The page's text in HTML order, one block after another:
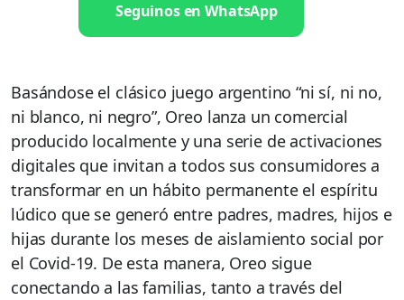
Seguinos en WhatsApp
Basándose el clásico juego argentino “ni sí, ni no,
ni blanco, ni negro”, Oreo lanza un comercial
producido localmente y una serie de activaciones
digitales que invitan a todos sus consumidores a
transformar en un hábito permanente el espíritu
lúdico que se generó entre padres, madres, hijos e
hijas durante los meses de aislamiento social por
el Covid-19. De esta manera, Oreo sigue
conectando a las familias, tanto a través del